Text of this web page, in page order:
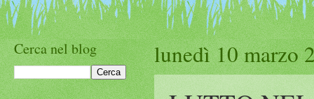
lunedì 10 marzo
Cerca nel blog